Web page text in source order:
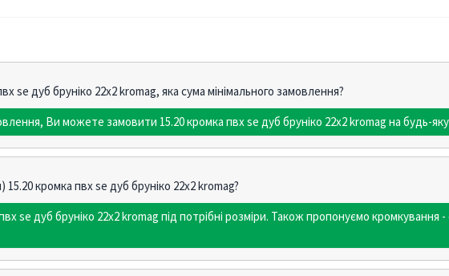
se дуб бруніко 22х2 kromag, яка сума мінімального замовлення?
Ви можете замовити 15.20 кромка пвх se дуб бруніко 22х2 kromag на будь-
кромка пвх se дуб бруніко 22х2 kromag?
se дуб бруніко 22х2 kromag під потрібні розміри. Також пропонуємо